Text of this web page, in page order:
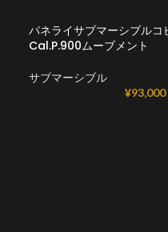
パネライサブマーシブル
Cal.P.900ムーブメント
サブマーシブル
¥93,000